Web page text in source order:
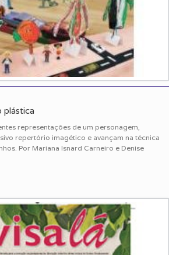
plástica
representações de um personagem,
repertório imagético e avançam na técnica
Por Mariana Isnard Carneiro e Denise